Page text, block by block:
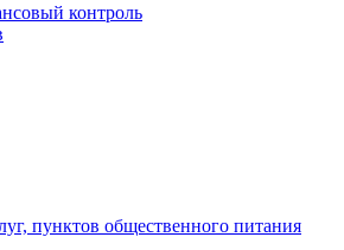
контроль
пунктов общественного питания